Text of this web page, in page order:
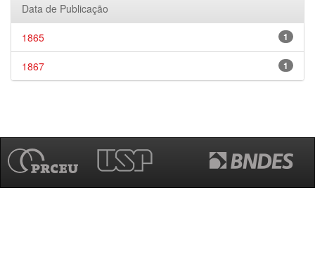
Data de Publicação
1
1865
1
1867